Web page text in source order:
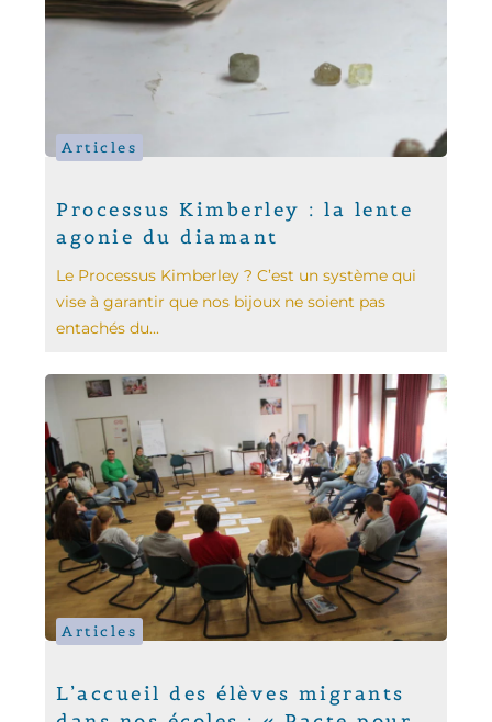
Articles
Processus Kimberley : la lente
agonie du diamant
Le Processus Kimberley ? C’est un système qui
vise à garantir que nos bijoux ne soient pas
entachés du...
Articles
L’accueil des élèves migrants